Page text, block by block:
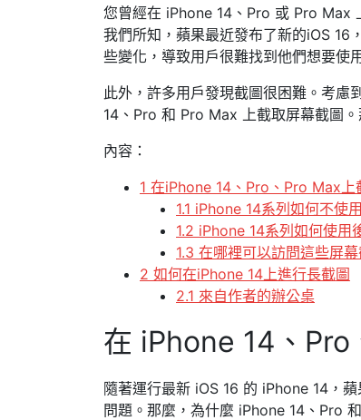
您曾經在 iPhone 14、Pro 或 Pro Max
我們所知，蘋果最近發布了新的iOS 16
些變化，導致用戶很難找到他們想要使
此外，許多用戶發現截圖很困難。考慮
14、Pro 和 Pro Max 上截取屏幕截圖
內容：
1 在iPhone 14、Pro、Pro Max上
1.1 iPhone 14系列如何不使
1.2 iPhone 14系列如何使用
1.3 在哪裡可以訪問這些屏幕
2 如何在iPhone 14上進行長截圖
2.1 來自作者的辦公桌
在 iPhone 14、
隨著運行最新 iOS 16 的 iPhone 14，
問題。那麼，為什麼 iPhone 14、Pro